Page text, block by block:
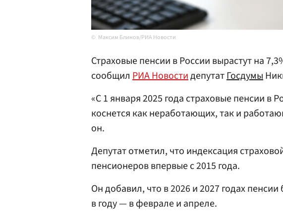
Максим Блинов/РИА Новости
Страховые пенсии в России вырастут на
сообщил РИА НовостидепутатГосдумы
«С 1 января 2025 года страховые пенсии в
коснется как неработающих, так и
он.
Депутат отметил, что индексация
пенсионеров впервые с 2015 года.
Он добавил, что в 2026 и 2027 годах
в году — в феврале и апреле.